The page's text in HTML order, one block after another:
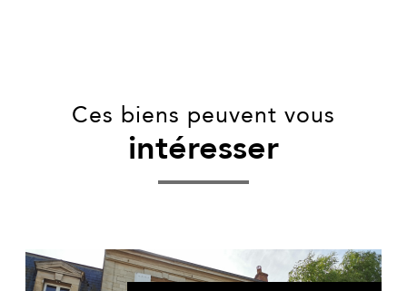
Ces biens peuvent vous
intéresser